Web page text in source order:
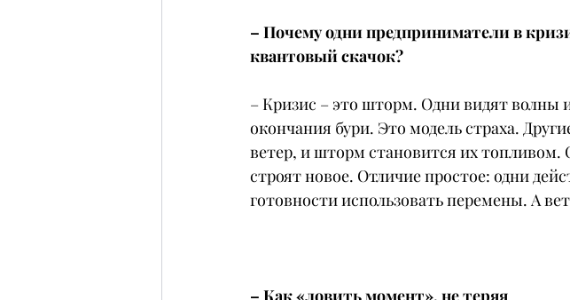
– Почему одни предприниматели в
квантовый скачок?
– Кризис – это шторм. Одни видят волны
окончания бури. Это модель страха.
ветер, и шторм становится их
строят новое. Отличие простое: одни
готовности использовать перемены. А